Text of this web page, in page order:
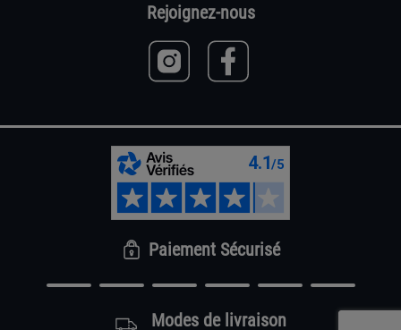
Rejoignez-nous
Paiement Sécurisé
Modes de livraison